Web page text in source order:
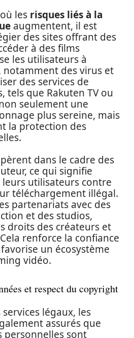
les risques liés à la
augmentent, il est
des sites offrant des
à des films
les utilisateurs à
notamment des virus et
des services de
tels que Rakuten TV ou
seulement une
plus sereine, mais
la protection des
dans le cadre des
ce qui signifie
leurs utilisateurs contre
téléchargement illégal.
partenariats avec des
et des studios,
droits des créateurs et
renforce la confiance
un écosystème
vidéo.
et respect du copyright
légaux, les
assurés que
sont